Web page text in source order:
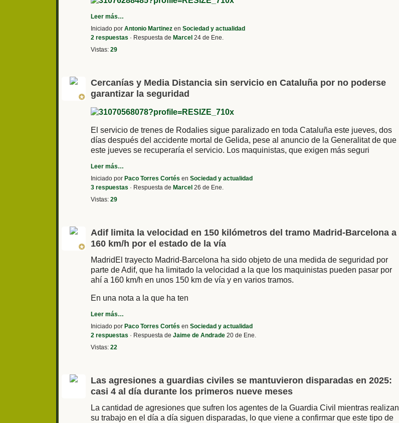
Leer más…
Iniciado por Antonio Martinez en Sociedad y actualidad
2 respuestas · Respuesta de Marcel 24 de Ene.
Vistas: 29
Cercanías y Media Distancia sin servicio en Cataluña por no poderse
garantizar la seguridad
El servicio de trenes de Rodalies sigue paralizado en toda Cataluña este jueves, dos
días después del accidente mortal de Gelida, pese al anuncio de la Generalitat de que
este jueves se recuperaría el servicio. Los maquinistas, que exigen más seguri
Leer más…
Iniciado por Paco Torres Cortés en Sociedad y actualidad
3 respuestas · Respuesta de Marcel 26 de Ene.
Vistas: 29
Adif limita la velocidad en 150 kilómetros del tramo Madrid-Barcelona a
160 km/h por el estado de la vía
MadridEl trayecto Madrid-Barcelona ha sido objeto de una medida de seguridad por
parte de Adif, que ha limitado la velocidad a la que los maquinistas pueden pasar por
ahí a 160 km/h en unos 150 km de vía y en varios tramos.
En una nota a la que ha ten
Leer más…
Iniciado por Paco Torres Cortés en Sociedad y actualidad
2 respuestas · Respuesta de Jaime de Andrade 20 de Ene.
Vistas: 22
Las agresiones a guardias civiles se mantuvieron disparadas en 2025:
casi 4 al día durante los primeros nueve meses
La cantidad de agresiones que sufren los agentes de la Guardia Civil mientras realizan
su trabajo en el día a día siguen disparadas, lo que viene a confirmar que este tipo de